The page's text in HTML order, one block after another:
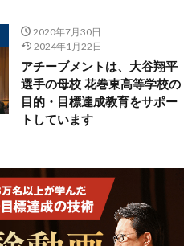
2020年7月30日
2024年1月22日
アチーブメントは、大谷翔平
選手の母校 花巻東高等学校の
目的・目標達成教育をサポー
トしています